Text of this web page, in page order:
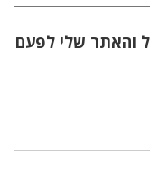
והאתר שלי לפעם